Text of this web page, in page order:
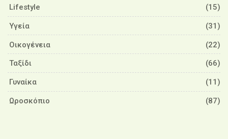
Lifestyle (15)
Υγεία (31)
Οικογένεια (22)
Ταξίδι (66)
Γυναίκα (11)
Ωροσκόπιο (87)